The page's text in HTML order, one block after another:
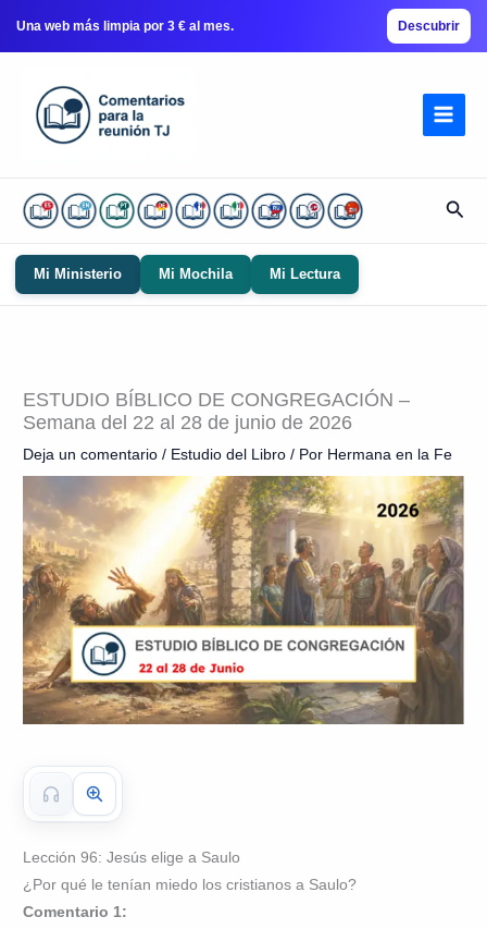
Una web más limpia por 3 € al mes. Descubrir
contenido
Mi Ministerio Mi Mochila Mi Lectura
ESTUDIO BÍBLICO DE CONGREGACIÓN –
Semana del 22 al 28 de junio de 2026
Deja un comentario / Estudio del Libro / Por Hermana en la Fe
Lección 96: Jesús elige a Saulo
¿Por qué le tenían miedo los cristianos a Saulo?
Comentario 1: